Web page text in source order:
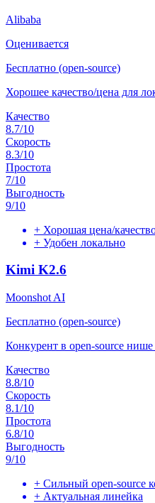
Alibaba
Оценивается
Бесплатно (open-source)
Хорошее качество/цена для
Качество
8.7/10
Скорость
8.3/10
Простота
7/10
Выгодность
9/10
+ Хорошая цена/
+ Удобен локально
Kimi K2.6
Moonshot AI
Бесплатно (open-source)
Конкурент в open-source
Качество
8.8/10
Скорость
8.1/10
Простота
6.8/10
Выгодность
9/10
+ Сильный open-source
+ Актуальная линейка